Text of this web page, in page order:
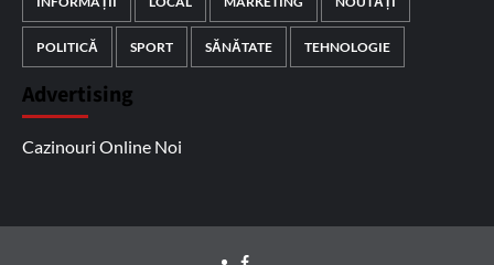
POLITICĂ SPORT SĂNĂTATE TEHNOLOGIE
Advertising
Cazinouri Online Noi
Facebook